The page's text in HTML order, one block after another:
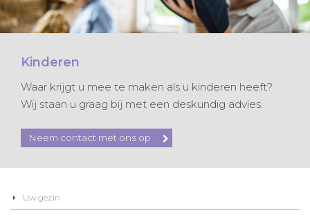
Kinderen
Waar krijgt u mee te maken als u kinderen heeft?
Wij staan u graag bij met een deskundig advies.
Neem contact met ons op
Uw gezin